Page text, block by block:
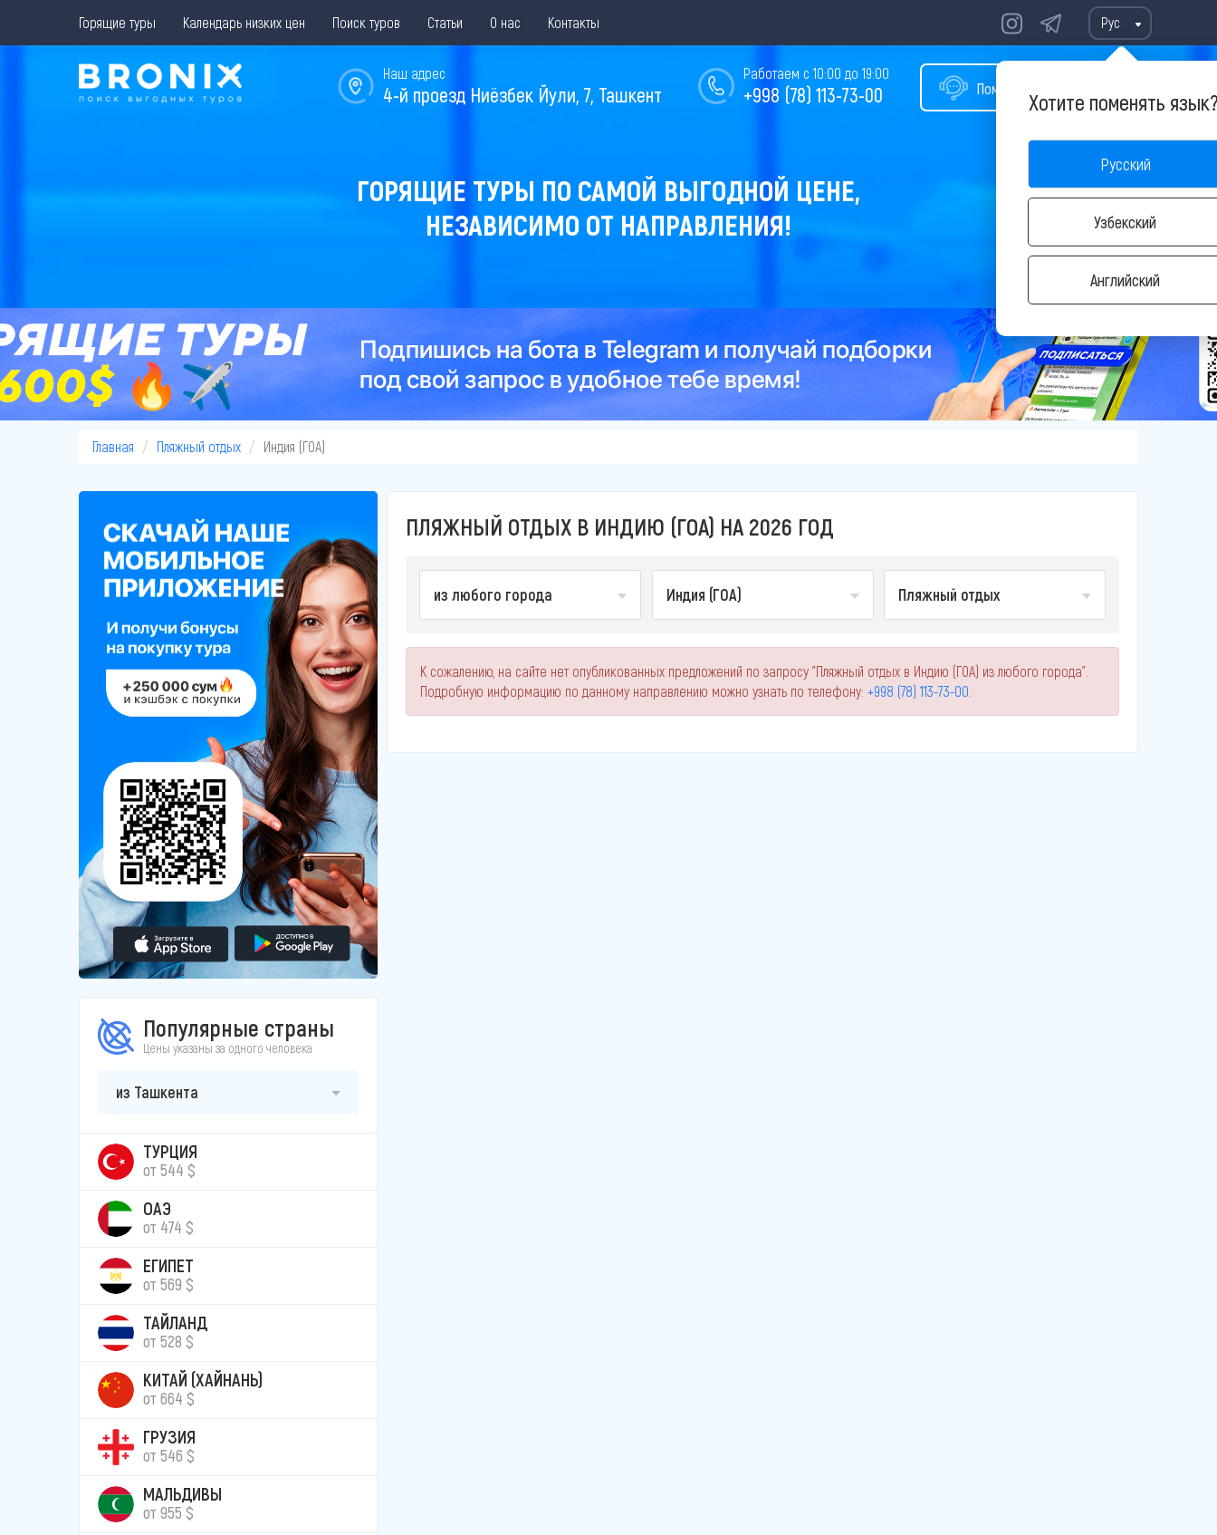
Горящие туры Календарь низких цен Поиск туров Статьи О нас Контакты Рус
Хотите поменять
Русский
Узбекский
Английский
Помощь в подборе тура
Работаем с 10:00 до 19:00
+998 (78) 113-73-00
Наш адрес
4-й проезд Ниёзбек Йули, 7, Ташкент
ГОРЯЩИЕ ТУРЫ ПО САМОЙ ВЫГОДНОЙ ЦЕНЕ,
НЕЗАВИСИМО ОТ НАПРАВЛЕНИЯ!
Главная Пляжный отдых Индия (ГОА)
Популярные страны
Цены указаны за одного человека
из Ташкента
ТУРЦИЯ
от 544 $
ОАЭ
от 474 $
ЕГИПЕТ
от 569 $
ТАЙЛАНД
от 528 $
КИТАЙ (ХАЙНАНЬ)
от 664 $
ГРУЗИЯ
от 546 $
МАЛЬДИВЫ
от 955 $
ПЛЯЖНЫЙ ОТДЫХ В ИНДИЮ (ГОА) НА 2026 ГОД
из любого города Индия (ГОА) Пляжный отдых
К сожалению, на сайте нет опубликованных предложений по запросу "Пляжный отдых в Индию (ГОА) из любого города".
Подробную информацию по данному направлению можно узнать по телефону: +998 (78) 113-73-00